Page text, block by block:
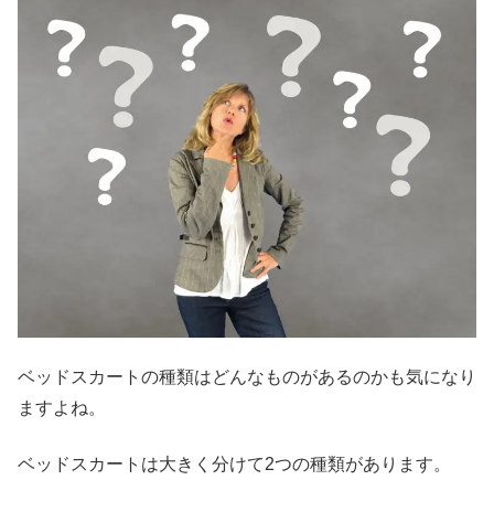
ベッドスカートの種類はどんなものがあるのかも気になり
ますよね。
ベッドスカートは大きく分けて2つの種類があります。